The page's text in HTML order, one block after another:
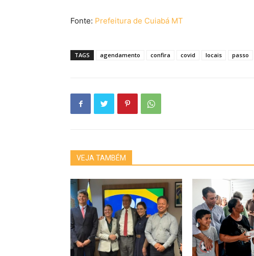
Fonte: Prefeitura de Cuiabá MT
TAGS agendamento confira covid locais passo
VEJA TAMBÉM